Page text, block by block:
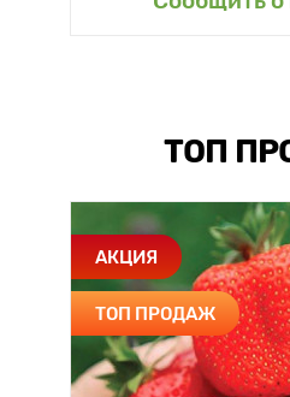
ТОП
АКЦИЯ
ТОП ПРОДАЖ